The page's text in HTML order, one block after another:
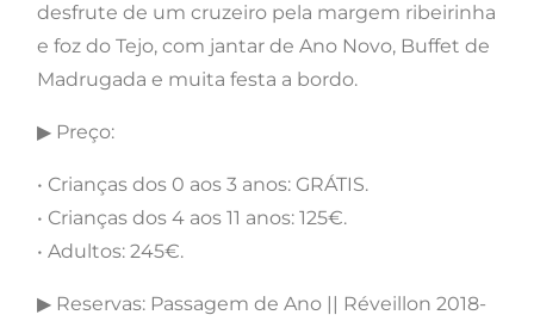
desfrute de um cruzeiro pela margem ribeirinha
e foz do Tejo, com jantar de Ano Novo, Buffet de
Madrugada e muita festa a bordo.
▶ Preço:
• Crianças dos 0 aos 3 anos: GRÁTIS.
• Crianças dos 4 aos 11 anos: 125€.
• Adultos: 245€.
▶ Reservas: Passagem de Ano || Réveillon 2018-